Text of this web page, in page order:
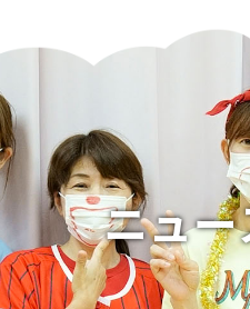
デイリープログ
ニュー